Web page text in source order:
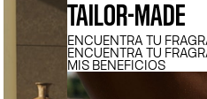
TAILOR-MADE
ENCUENTRA TU
ENCUENTRA TU
MIS BENEFICIOS